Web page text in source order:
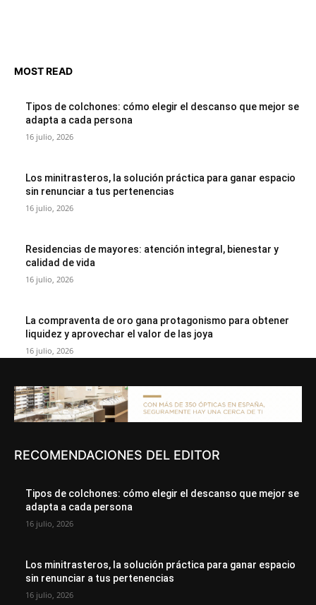
MOST READ
Tipos de colchones: cómo elegir el descanso que mejor se
adapta a cada persona
16 julio, 2026
Los minitrasteros, la solución práctica para ganar espacio
sin renunciar a tus pertenencias
16 julio, 2026
Residencias de mayores: atención integral, bienestar y
calidad de vida
16 julio, 2026
La compraventa de oro gana protagonismo para obtener
liquidez y aprovechar el valor de las joya
16 julio, 2026
RECOMENDACIONES DEL EDITOR
Tipos de colchones: cómo elegir el descanso que mejor se
adapta a cada persona
16 julio, 2026
Los minitrasteros, la solución práctica para ganar espacio
sin renunciar a tus pertenencias
16 julio, 2026